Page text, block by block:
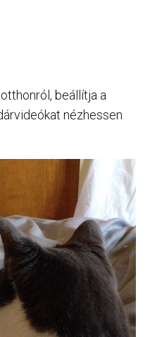
beállítja a
nézhessen